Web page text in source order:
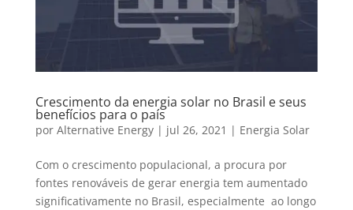
Crescimento da energia solar no Brasil e seus
benefícios para o país
por Alternative Energy| jul 26, 2021 | Energia Solar
Com o crescimento populacional, a procura por
fontes renováveis de gerar energia tem aumentado
significativamente no Brasil, especialmente ao longo